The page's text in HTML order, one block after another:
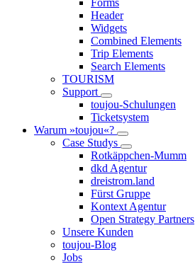
Header
Widgets
Combined Elements
Trip Elements
Search Elements
TOURISM
Support
toujou-Schulungen
Ticketsystem
Warum »toujou«?
Case Studys
Rotkäppchen-Mumm
dkd Agentur
dreistrom.land
Fürst Gruppe
Kontext Agentur
Open Strategy Partners
Unsere Kunden
toujou-Blog
Jobs